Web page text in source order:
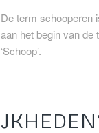
De term schooperen
aan het begin van de
‘Schoop’.